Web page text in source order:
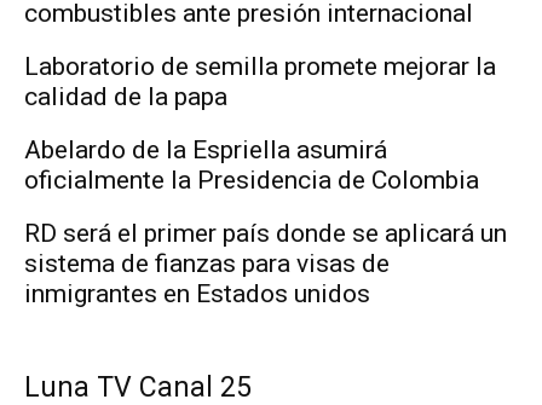
combustibles ante presión internacional
Laboratorio de semilla promete mejorar la
calidad de la papa
Abelardo de la Espriella asumirá
oficialmente la Presidencia de Colombia
RD será el primer país donde se aplicará un
sistema de fianzas para visas de
inmigrantes en Estados unidos
Luna TV Canal 25